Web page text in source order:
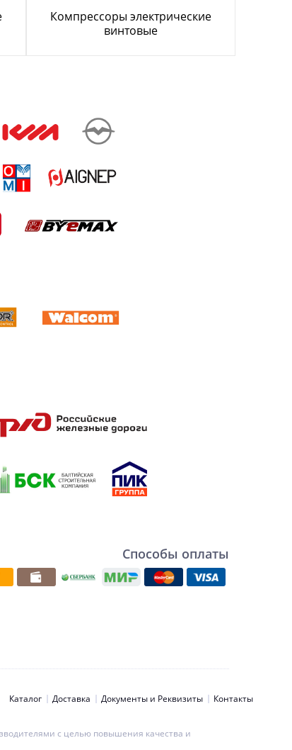
Компрессоры электрические
винтовые
Способы оплаты
Каталог Доставка Документы и Реквизиты Контакты
с целью повышения качества и